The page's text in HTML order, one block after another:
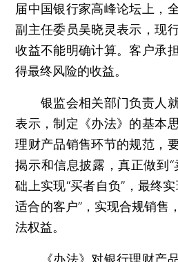
届中国银行家高峰论坛上，
副主任委员吴晓灵表示，现
收益不能明确计算。客户承
得最终风险的收益。
银监会相关部门负责人就
表示，制定《办法》的基本
理财产品销售环节的规范，
揭示和信息披露，真正做到
础上实现“买者自负”，最终
适合的客户”，实现合规销售
法权益。
《办法》对银行理财产品